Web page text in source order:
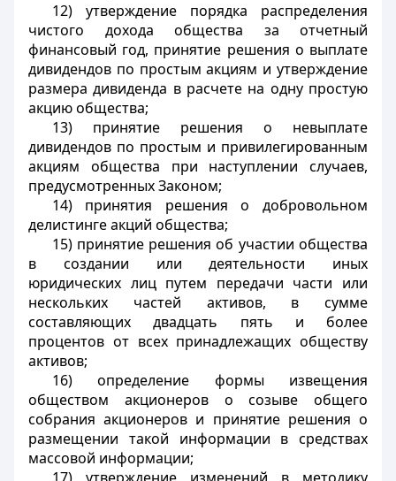
12) утверждение порядка распределения
чистого дохода общества за отчетный
финансовый год, принятие решения о выплате
дивидендов по простым акциям и утверждение
размера дивиденда в расчете на одну простую
акцию общества;
13) принятие решения о невыплате
дивидендов по простым и привилегированным
акциям общества при наступлении случаев,
предусмотренных Законом;
14) принятия решения о добровольном
делистинге акций общества;
15) принятие решения об участии общества
в создании или деятельности иных
юридических лиц путем передачи части или
нескольких частей активов, в сумме
составляющих двадцать пять и более
процентов от всех принадлежащих обществу
активов;
16) определение формы извещения
обществом акционеров о созыве общего
собрания акционеров и принятие решения о
размещении такой информации в средствах
массовой информации;